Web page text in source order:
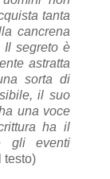
tanta
cancrena
Il segreto è
astratta
sorta di
il suo
una voce
ha il
gli eventi
testo)